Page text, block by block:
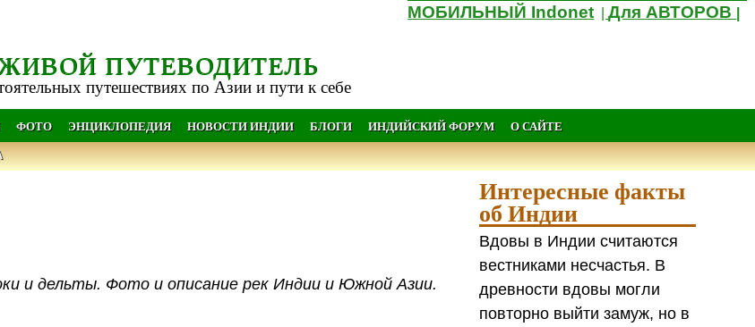
МОБИЛЬНЫЙ Indonet |Для АВТОРОВ
ПУТЕВОДИТЕЛЬ
путешествиях по Азии и пути к себе
ФОТО ЭНЦИКЛОПЕДИЯ НОВОСТИ ИНДИИ БЛОГИ ИНДИЙСКИЙ ФОРУМ О САЙТЕ
и дельты. Фото и описание рек Индии и Южной Азии.
Интересные факты
об Индии
Вдовы в Индии считаются
вестниками несчастья. В
древности вдовы могли
повторно выйти замуж, но в